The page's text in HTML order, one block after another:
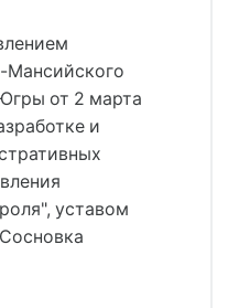
Мансийского
от 2 марта
и
уставом